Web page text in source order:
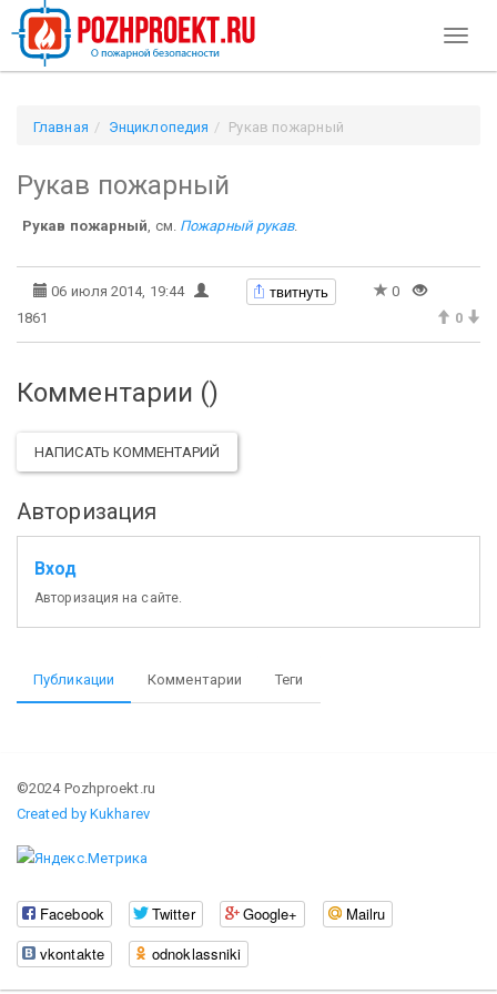
Главная Энциклопедия Рукав пожарный
Рукав пожарный
Рукав пожарный , см. Пожарный рукав.
06 июля 2014, 19:44 твитнуть
0
1861
0
Комментарии ()
НАПИСАТЬ КОММЕНТАРИЙ
Авторизация
Вход
Авторизация на сайте.
Публикации Комментарии Теги
©2024 Pozhproekt.ru
Created by Kukharev
Facebook Twitter Google+
Mailru
vkontakte
odnoklassniki